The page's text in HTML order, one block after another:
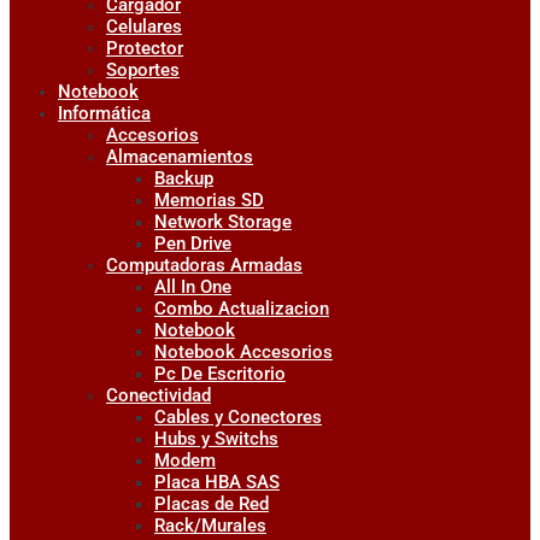
Cargador
Celulares
Protector
Soportes
Notebook
Informática
Accesorios
Almacenamientos
Backup
Memorias SD
Network Storage
Pen Drive
Computadoras Armadas
All In One
Combo Actualizacion
Notebook
Notebook Accesorios
Pc De Escritorio
Conectividad
Cables y Conectores
Hubs y Switchs
Modem
Placa HBA SAS
Placas de Red
Rack/Murales